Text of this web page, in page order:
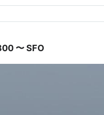
〜 SFO